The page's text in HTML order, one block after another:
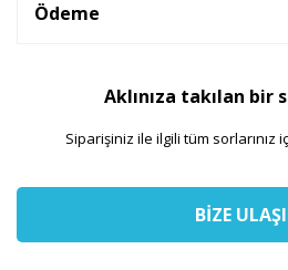
Ödeme
Aklınıza takılan bir
Siparişiniz ile ilgili tüm sorlarınız
BİZE